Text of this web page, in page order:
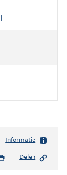
Informatie
Delen